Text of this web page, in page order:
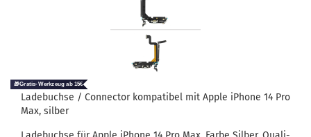
La­de­buch­se / Con­nec­tor kom­pa­ti­bel mit Apple iPho­ne 14 Pro
Max, sil­ber